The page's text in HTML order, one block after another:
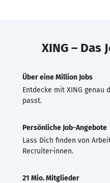
XING – Das
Über eine Million Jobs
Entdecke mit XING genau
passt.
Persönliche Job-Angebote
Lass Dich finden von
Recruiter·innen.
21 Mio. Mitglieder